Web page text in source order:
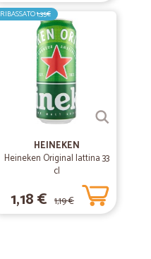
RIBASSATO1,35€
HEINEKEN
Heineken Original lattina 33
cl
1,18 € 1,19 €